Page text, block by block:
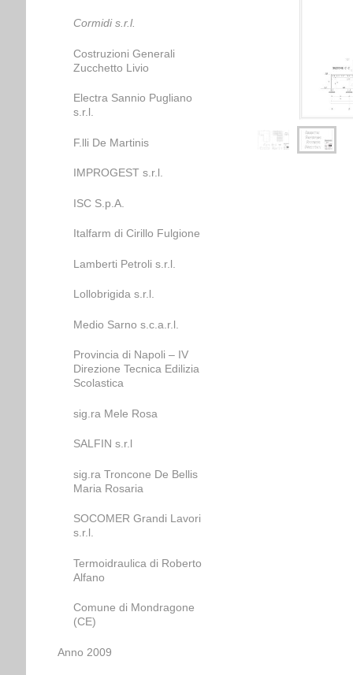
Cormidi s.r.l.
Costruzioni Generali
Zucchetto Livio
Electra Sannio Pugliano
s.r.l.
F.lli De Martinis
IMPROGEST s.r.l.
ISC S.p.A.
Italfarm di Cirillo Fulgione
Lamberti Petroli s.r.l.
Lollobrigida s.r.l.
Medio Sarno s.c.a.r.l.
Provincia di Napoli – IV
Direzione Tecnica Edilizia
Scolastica
sig.ra Mele Rosa
SALFIN s.r.l
sig.ra Troncone De Bellis
Maria Rosaria
SOCOMER Grandi Lavori
s.r.l.
Termoidraulica di Roberto
Alfano
Comune di Mondragone
(CE)
Anno 2009